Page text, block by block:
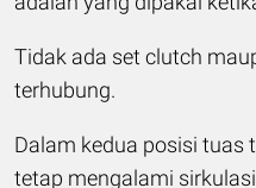
Tidak ada set clutch
terhubung.
Dalam kedua posisi tuas
tetap mengalami